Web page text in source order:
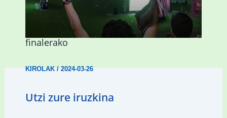
Abadiñok eta Ermuak ere pantaila
erraldoiak jarriko dituzte Kopako
finalerako
KIROLAK/2024-03-26
Utzi zure iruzkina